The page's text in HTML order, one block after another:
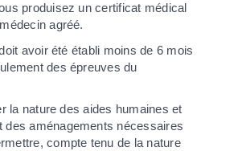
produisez un certificat médical
agréé.
avoir été établi moins de 6 mois
des épreuves du
la nature des aides humaines et
des aménagements nécessaires
compte tenu de la nature